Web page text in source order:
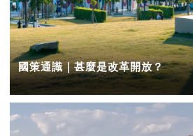
國策通識｜甚麼是改革開放？